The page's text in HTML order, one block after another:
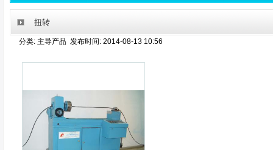
扭转
分类: 主导产品 发布时间: 2014-08-13 10:56